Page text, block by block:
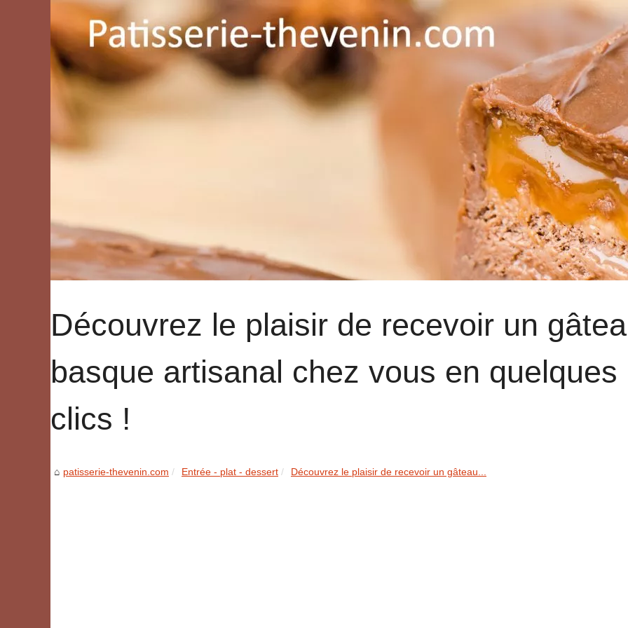
Découvrez le plaisir de recevoir un
basque artisanal chez vous en quelques
clics !
patisserie-thevenin.com Entrée - plat - dessert Découvrez le plaisir de recevoir un gâteau...